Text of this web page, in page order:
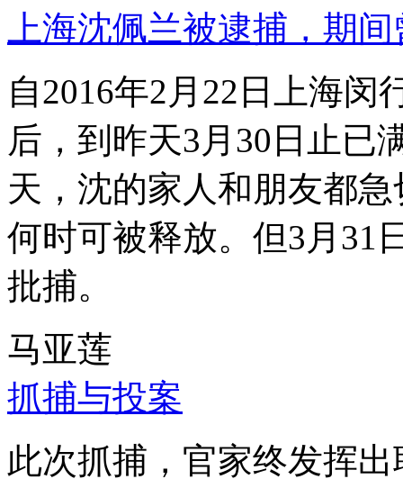
上海沈佩兰被逮捕，期
自2016年2月22日上海
后，到昨天3月30日止已
天，沈的家人和朋友都
何时可被释放。但3月31
批捕。
马亚莲
抓捕与投案
此次抓捕，官家终发挥